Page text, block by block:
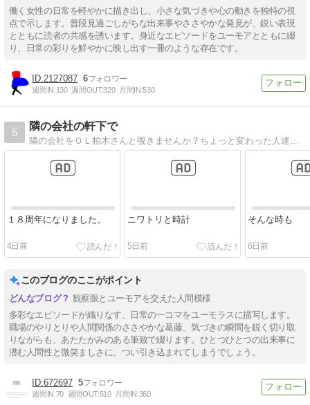
働く女性の日常を軽やかに描き出し、小さな気づきや心の動きを独特の視
点で示します。普段見過ごしがちな出来事やささやかな発見が、鋭い表現
とともに読者の共感を誘います。身近なエピソードをユーモアとともに綴
り、日常の彩りを鮮やかに映し出す一冊のような存在です。
2127087 6
週間IN:130 週間OUT:320 月間IN:530
5
隣の会社の軒下で
隣の会社をＯＬ柏木さんと覗きませんか？ちょっと変わった人達の会社の日常を垣間見ませんか？
１８周年になりました。
4日前
ニワトリと時計
5日前
そんな時も
6日前
このブログのここがポイント
観察眼とユーモアを交えた人間模様
多彩なエピソードが織りなす、日常の一コマをユーモラスに描写します。
職場のやりとりや人間関係のささやかな葛藤、気づきの瞬間を鋭く切り取
りながらも、あたたかみのある筆致で綴ります。ひとつひとつの出来事に
潜む人間性と微笑ましさに、つい引き込まれてしまうでしょう。
672697 5
週間IN:70 週間OUT:510 月間IN:360